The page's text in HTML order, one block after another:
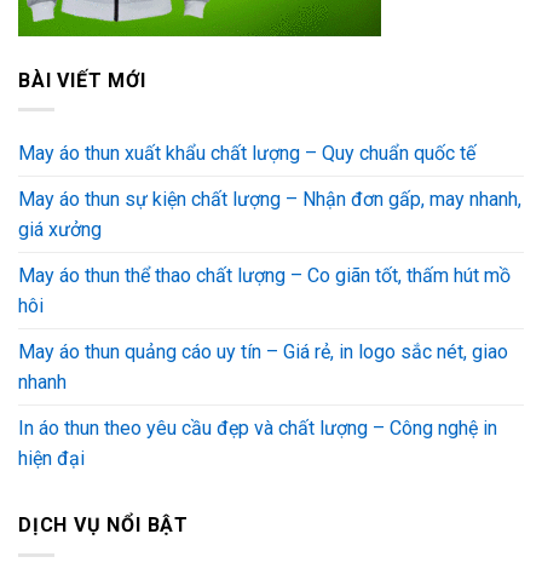
BÀI VIẾT MỚI
May áo thun xuất khẩu chất lượng – Quy chuẩn quốc tế
May áo thun sự kiện chất lượng – Nhận đơn gấp, may nhanh,
giá xưởng
May áo thun thể thao chất lượng – Co giãn tốt, thấm hút mồ
hôi
May áo thun quảng cáo uy tín – Giá rẻ, in logo sắc nét, giao
nhanh
In áo thun theo yêu cầu đẹp và chất lượng – Công nghệ in
hiện đại
DỊCH VỤ NỔI BẬT